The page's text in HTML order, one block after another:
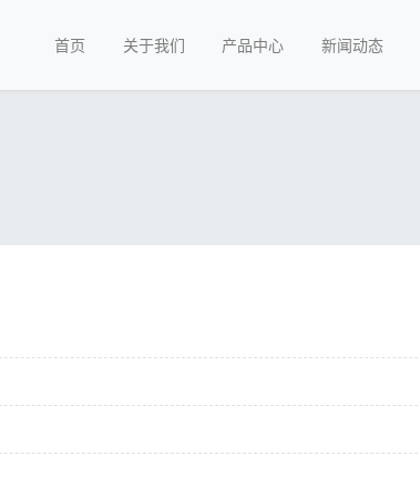
首页 关于我们 产品中心 新闻动态